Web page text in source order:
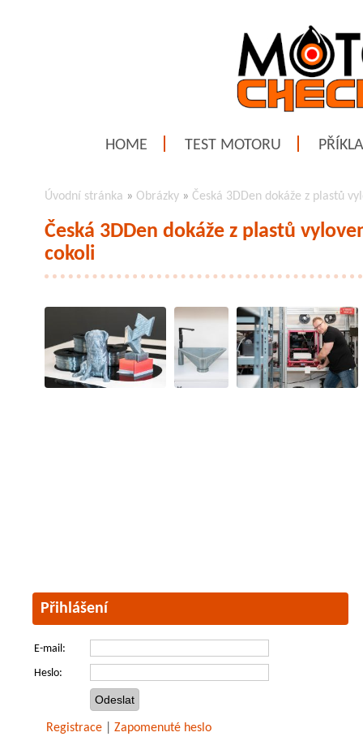
HOME TEST MOTORU
Úvodní stránka » Obrázky » Česká 3DDen dokáže z plastů
Česká 3DDen dokáže z plastů
cokoli
Přihlášení
E-mail:
Heslo:
Registrace Zapomenuté heslo